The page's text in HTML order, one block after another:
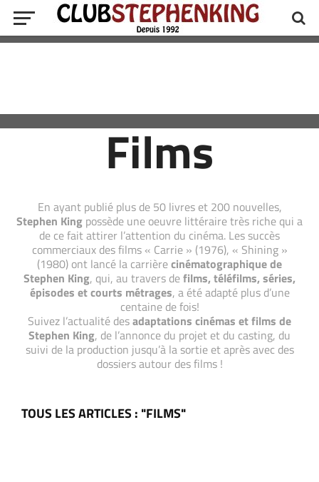
Films
En ayant publié plus de 50 livres et 200 nouvelles,
Stephen King possède une oeuvre littéraire très riche qui a
de ce fait attirer l’attention du cinéma. Les succès
commerciaux des films « Carrie » (1976), « Shining »
(1980) ont lancé la carrièrecinématographique de
Stephen King, qui, au travers defilms, téléfilms, séries,
épisodes et courts métrages, a été adapté plus d’une
centaine de fois!
Suivez l’actualité desadaptations cinémas et films de
Stephen King, de l’annonce du projet et du casting, du
suivi de la production jusqu’à la sortie et après avec des
dossiers autour des films !
TOUS LES ARTICLES : "FILMS"